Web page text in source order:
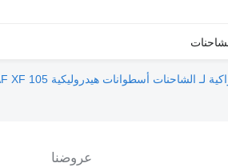
أسطوانات هيدروليكية DAF XF 105 مصر لـ الشاحنات
عروضنا